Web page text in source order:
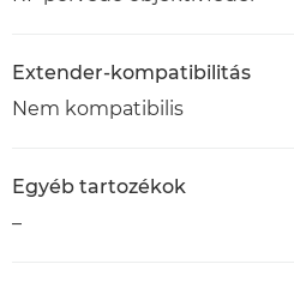
Extender-kompatibilitás
Nem kompatibilis
Egyéb tartozékok
–